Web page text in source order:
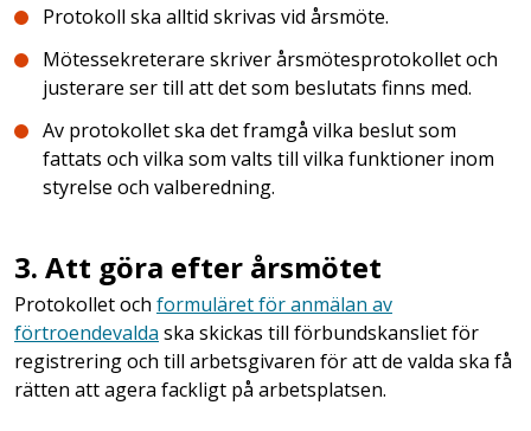
Protokoll ska alltid skrivas vid årsmöte.
Mötessekreterare skriver årsmötesprotokollet och
justerare ser till att det som beslutats finns med.
Av protokollet ska det framgå vilka beslut som
fattats och vilka som valts till vilka funktioner inom
styrelse och valberedning.
3. Att göra efter årsmötet
Protokollet och formuläret för anmälan av
förtroendevalda ska skickas till förbundskansliet för
registrering och till arbetsgivaren för att de valda ska få
rätten att agera fackligt på arbetsplatsen.